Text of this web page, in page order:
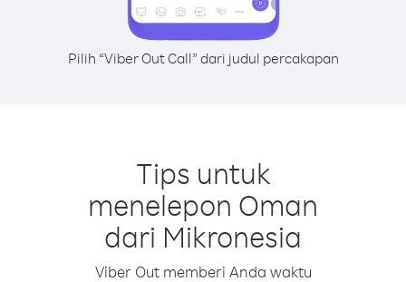
Pilih “Viber Out Call” dari judul percakapan
Tips untuk
menelepon Oman
dari Mikronesia
Viber Out memberi Anda waktu